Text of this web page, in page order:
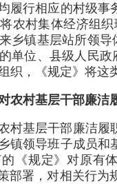
履行相应的村级
农村集体经济组
乡镇基层站所领
单位、县级人民
织，《规定》将这
农村基层干部廉
村基层干部廉洁履
镇领导班子成员
《规定》对原有
部署，对相关行